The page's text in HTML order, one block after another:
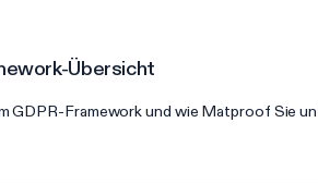
Übersicht
GDPR-Framework und wie Matproof Sie